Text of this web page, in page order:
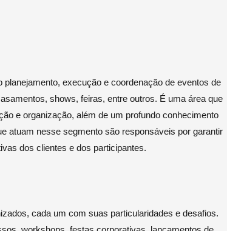
execução e coordenação de eventos de
shows, feiras, entre outros. É uma área que
e organização, além de um profundo conhecimento
atuam nesse segmento são responsáveis por garantir
dos clientes e dos participantes.
cada um com suas particularidades e desafios.